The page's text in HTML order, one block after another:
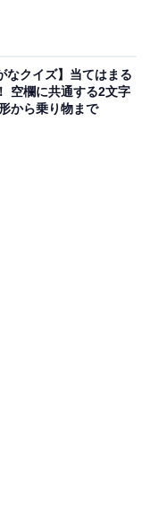
き取るために使う
に力を加えて押し
てください。
なクイズ】当てはまる
空欄に共通する2文字
から乗り物まで